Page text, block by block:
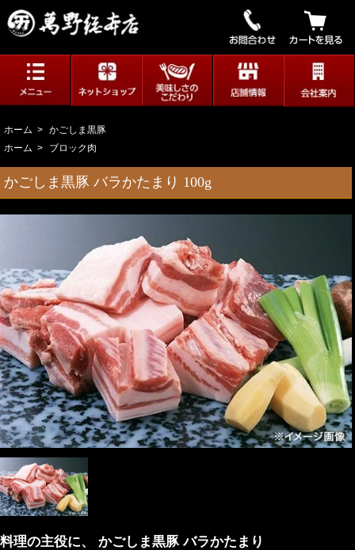
ホーム > かごしま黒豚
ホーム > ブロック肉
かごしま黒豚 バラかたまり 100g
料理の主役に、 かごしま黒豚 バラかたまり